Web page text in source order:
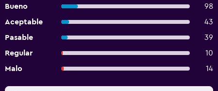
Bueno
98
Aceptable
43
Pasable
39
Regular
10
Malo
14